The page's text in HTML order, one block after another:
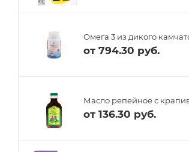
Омега 3 из дикого
от 794.30 руб.
Масло репейное с
от 136.30 руб.